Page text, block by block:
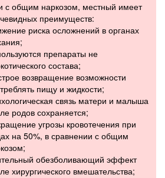
с общим наркозом, местный имеет
преимуществ:
риска осложнений в органах
препараты не
состава;
возвращение возможности
пищу и жидкости;
связь матери и малыша
родов сохраняется;
угрозы кровотечения при
на 50%, в сравнении с общим
обезболивающий эффект
хирургического вмешательства;